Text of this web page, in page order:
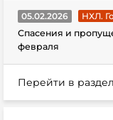
05.02.2026
НХЛ.
Спасения и
февраля
Перейти в раздел